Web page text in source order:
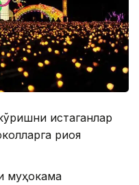
истаганлар
риоя
муҳокама